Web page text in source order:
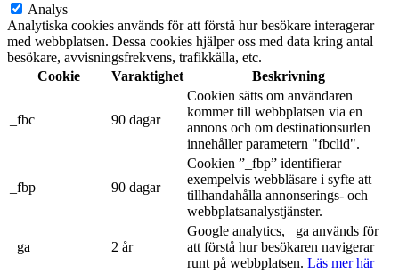
Analys
Analytiska cookies används för att förstå hur besökare interagerar
med webbplatsen. Dessa cookies hjälper oss med data kring antal
besökare, avvisningsfrekvens, trafikkälla, etc.
Cookie
Varaktighet Beskrivning
_fbc 90 dagar
Cookien sätts om användaren
kommer till webbplatsen via en
annons och om destinationsurlen
innehåller parametern "fbclid".
_fbp 90 dagar
Cookien ”_fbp” identifierar
exempelvis webbläsare i syfte att
tillhandahålla annonserings- och
webbplatsanalystjänster.
_ga 2 år
Google analytics, _ga används för
att förstå hur besökaren navigerar
runt på webbplatsen. Läs mer här